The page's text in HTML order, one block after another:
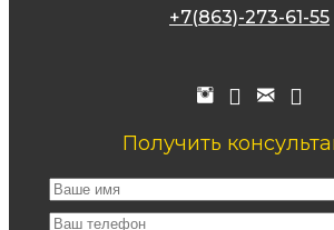
+7(863)-273-61-55
Получить